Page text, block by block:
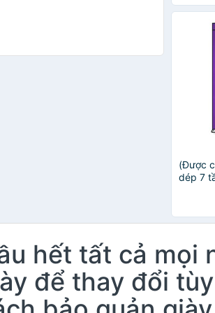
(Được
dép 7
hết tất cả mọi
để thay đổi